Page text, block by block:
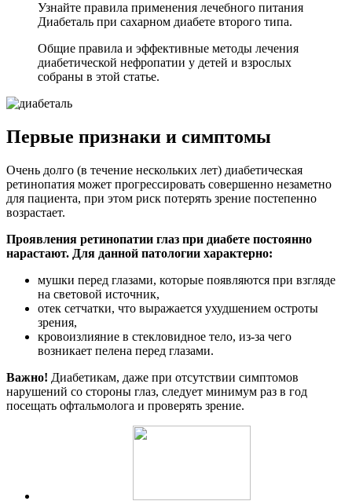
Узнайте правила применения лечебного питания
Диабеталь при сахарном диабете второго типа.
Общие правила и эффективные методы лечения
диабетической нефропатии у детей и взрослых
собраны в этой статье.
Первые признаки и симптомы
Очень долго (в течение нескольких лет) диабетическая
ретинопатия может прогрессировать совершенно незаметно
для пациента, при этом риск потерять зрение постепенно
возрастает.
Проявления ретинопатии глаз при диабете постоянно
нарастают. Для данной патологии характерно:
мушки перед глазами, которые появляются при взгляде
на световой источник,
отек сетчатки, что выражается ухудшением остроты
зрения,
кровоизлияние в стекловидное тело, из-за чего
возникает пелена перед глазами.
Важно! Диабетикам, даже при отсутствии симптомов
нарушений со стороны глаз, следует минимум раз в год
посещать офтальмолога и проверять зрение.